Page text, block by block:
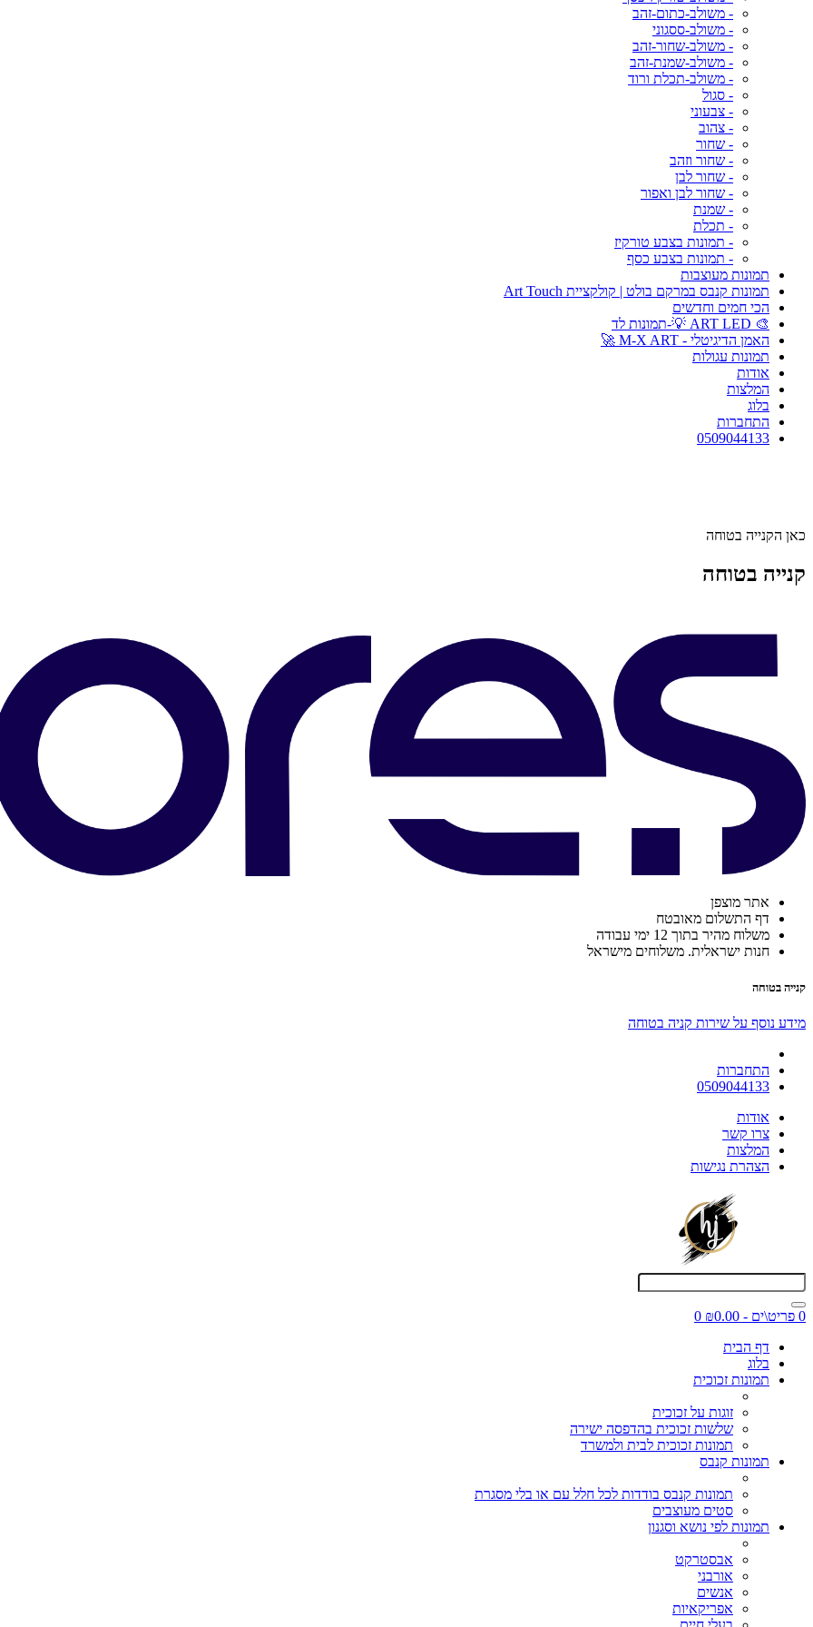
- משולב-כתום-זהב
- משולב-ססגוני
- משולב-שחור-זהב
- משולב-שמנת-זהב
- משולב-תכלת ורוד
- סגול
- צבעוני
- צהוב
- שחור
- שחור וזהב
- שחור לבן
- שחור לבן ואפור
- שמנת
- תכלת
- תמונות בצבע טורקיז
- תמונות בצבע כסף
תמונות מעוצבות
תמונות קנבס במרקם בולט | קולקציית Art Touch
הכי חמים וחדשים
🎨 ART LED 💡-תמונות לד
האמן הדיגיטלי - M-X ART 🚀
תמונות עגולות
אודות
המלצות
בלוג
התחברות
0509044133
כאן הקנייה בטוחה
קנייה בטוחה
אתר מוצפן
דף התשלום מאובטח
משלוח מהיר בתוך 12 ימי עבודה
חנות ישראלית. משלוחים מישראל
קנייה בטוחה
מידע נוסף על שירות קניה בטוחה
התחברות
0509044133
אודות
צרו קשר
המלצות
הצהרת נגישות
0 פריט\ים - ₪0.00
0
דף הבית
בלוג
תמונות זכוכית
זוגות על זכוכית
שלשות זכוכית בהדפסה ישירה
תמונות זכוכית לבית ולמשרד
תמונות קנבס
תמונות קנבס בודדות לכל חלל עם או בלי מסגרת
סטים מעוצבים
תמונות לפי נושא וסגנון
אבסטרקט
אורבני
אנשים
אפריקאיות